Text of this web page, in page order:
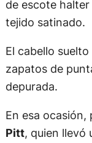
de escote
tejido satinado.
El cabello
zapatos de
depurada.
En esa ocasión,
Pitt, quien llevó